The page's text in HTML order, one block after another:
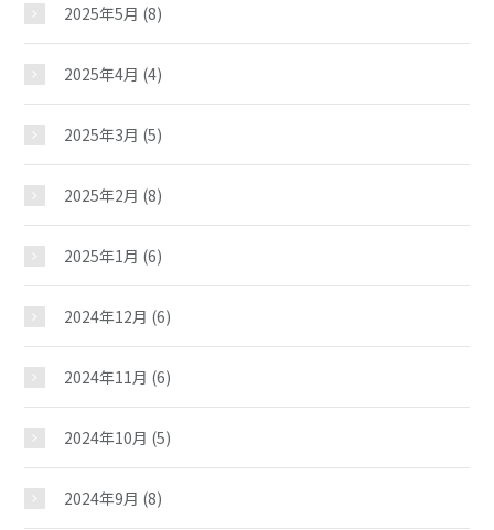
スケジュール
ギャラリー
教室紹介
夢ステーション
児童クラブ
2025年5月 (8)
2025年4月 (4)
2025年3月 (5)
2025年2月 (8)
2025年1月 (6)
2024年12月 (6)
2024年11月 (6)
2024年10月 (5)
2024年9月 (8)